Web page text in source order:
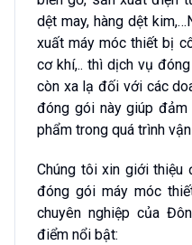
dệt may, hàng dệt
xuất máy móc thiết bị
cơ khí,.. thì dịch vụ
còn xa lạ đối với các
đóng gói này giúp
phẩm trong quá trình
Chúng tôi xin giới thiệu
đóng gói máy móc
chuyên nghiệp của
điểm nổi bật: